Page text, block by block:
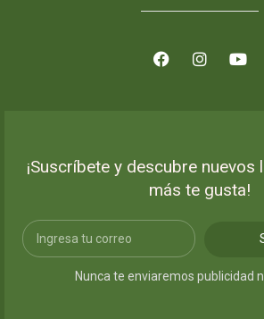
¡Suscríbete y descubre nuevos
más te gusta!
Nunca te enviaremos publicidad